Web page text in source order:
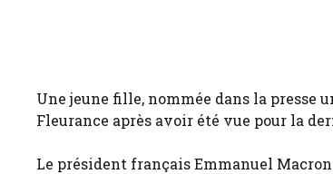
Une jeune fille, nommée dans la presse
Fleurance après avoir été vue pour la
Le président français Emmanuel